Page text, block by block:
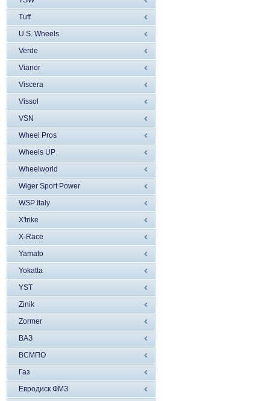
Tuff
U.S. Wheels
Verde
Vianor
Viscera
Vissol
VSN
Wheel Pros
Wheels UP
Wheelworld
Wiger Sport Power
WSP Italy
X'trike
X-Race
Yamato
Yokatta
YST
Zinik
Zormer
ВАЗ
ВСМПО
Газ
Евродиск ФМЗ